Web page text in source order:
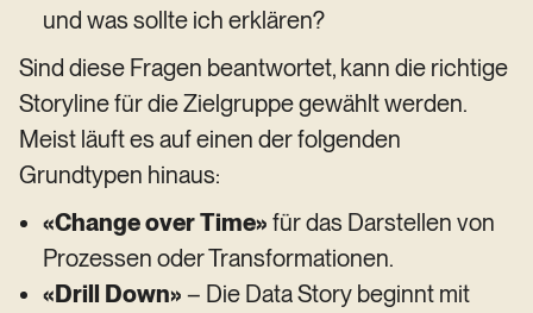
und was sollte ich erklären?
Sind diese Fragen beantwortet, kann die richtige
Storyline für die Zielgruppe gewählt werden.
Meist läuft es auf einen der folgenden
Grundtypen hinaus:
«Change over Time» für das Darstellen von
Prozessen oder Transformationen.
«Drill Down» – Die Data Story beginnt mit